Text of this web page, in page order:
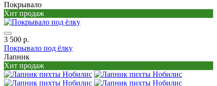
Покрывало
Хит продаж
3 500 р.
Покрывало под ёлку
Лапник
Хит продаж